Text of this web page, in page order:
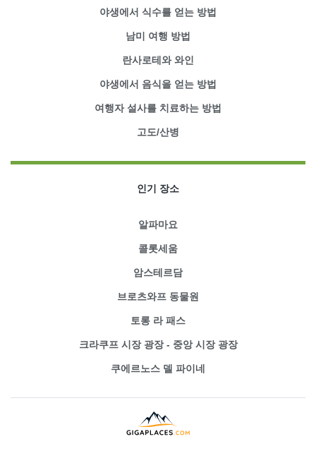
야생에서 식수를 얻는 방법
남미 여행 방법
란사로테와 와인
야생에서 음식을 얻는 방법
여행자 설사를 치료하는 방법
고도/산병
인기 장소
알파마요
콜롯세움
암스테르담
브로츠와프 동물원
토롱 라 패스
크라쿠프 시장 광장 - 중앙 시장 광장
쿠에르노스 델 파이네